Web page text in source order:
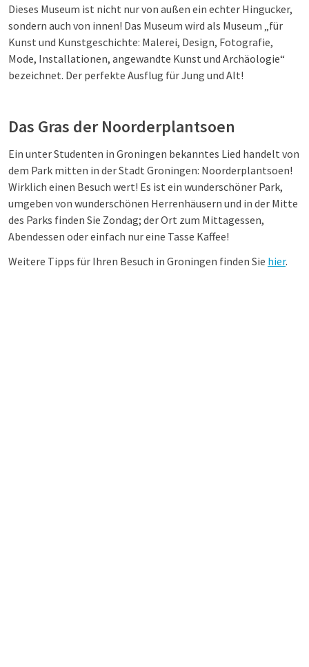
Dieses Museum ist nicht nur von außen ein echter Hingucker,
sondern auch von innen! Das Museum wird als Museum „für
Kunst und Kunstgeschichte: Malerei, Design, Fotografie,
Mode, Installationen, angewandte Kunst und Archäologie“
bezeichnet. Der perfekte Ausflug für Jung und Alt!
Das Gras der Noorderplantsoen
Ein unter Studenten in Groningen bekanntes Lied handelt von
dem Park mitten in der Stadt Groningen: Noorderplantsoen!
Wirklich einen Besuch wert! Es ist ein wunderschöner Park,
umgeben von wunderschönen Herrenhäusern und in der Mitte
des Parks finden Sie Zondag; der Ort zum Mittagessen,
Abendessen oder einfach nur eine Tasse Kaffee!
Weitere Tipps für Ihren Besuch in Groningen finden Sie hier.